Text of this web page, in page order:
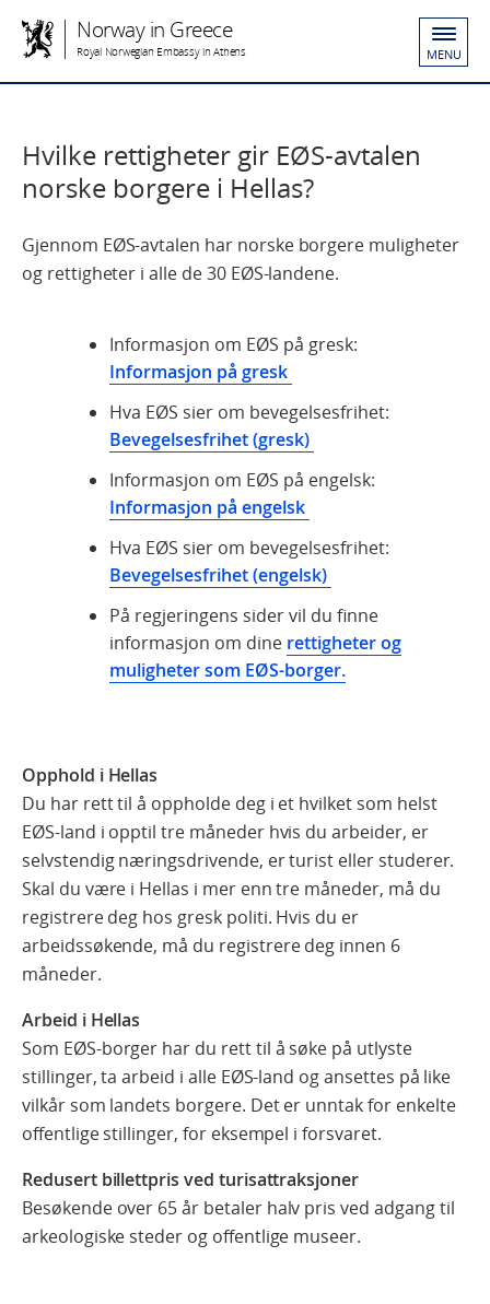
Norway in Greece
Royal Norwegian Embassy in Athens MENU
Hvilke rettigheter gir EØS-avtalen
norske borgere i Hellas?
Gjennom EØS-avtalen har norske borgere muligheter
og rettigheter i alle de 30 EØS-landene.
Informasjon om EØS på gresk:
Informasjon på gresk
Hva EØS sier om bevegelsesfrihet:
Bevegelsesfrihet(gresk)
Informasjon om EØS på engelsk:
Informasjon på engelsk
Hva EØS sier om bevegelsesfrihet:
Bevegelsesfrihet (engelsk)
På regjeringens sider vil du finne
informasjon om dine rettigheter og
muligheter som EØS-borger.
Opphold i Hellas
Du har rett til å oppholde deg i et hvilket som helst
EØS-land i opptil tre måneder hvis du arbeider, er
selvstendig næringsdrivende, er turist eller studerer.
Skal du være i Hellas i mer enn tre måneder, må du
registrere deg hos gresk politi. Hvis du er
arbeidssøkende, må du registrere deg innen 6
måneder.
Arbeid i Hellas
Som EØS-borger har du rett til å søke på utlyste
stillinger, ta arbeid i alle EØS-land og ansettes på like
vilkår som landets borgere. Det er unntak for enkelte
offentlige stillinger, for eksempel i forsvaret.
Redusert billettpris ved turisattraksjoner
Besøkende over 65 år betaler halv pris ved adgang til
arkeologiske steder og offentlige museer.